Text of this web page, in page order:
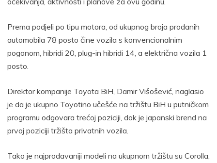
Prema podjeli po tipu motora, od ukupnog broja prodanih
automobila 78 posto čine vozila s konvencionalnim
pogonom, hibridi 20, plug-in hibridi 14, a električna vozila 1
posto.
Direktor kompanije Toyota BiH, Damir Višošević, naglasio
je da je ukupno Toyotino učešće na tržištu BiH u putničkom
programu odgovara trećoj poziciji, dok je japanski brend na
prvoj poziciji tržišta privatnih vozila.
Tako je najprodavaniji modeli na ukupnom tržištu su Corolla,